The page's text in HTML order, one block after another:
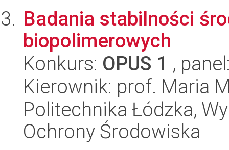
Badania stabilności
biopolimerowych
Konkurs: OPUS 1 ,
Kierownik: prof. Maria
Politechnika Łódzka,
Ochrony Środowiska